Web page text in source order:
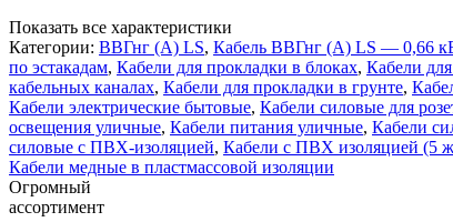
Показать все характеристики
Категории: ВВГнг (А) LS, Кабель ВВГнг (A) LS — 0,66
по эстакадам, Кабели для прокладки в блоках, Кабели
кабельных каналах, Кабели для прокладки в грунте,
Кабели электрические бытовые, Кабели силовые для
освещения уличные, Кабели питания уличные, Кабели
силовые с ПВХ-изоляцией, Кабели с ПВХ изоляцией (5
Кабели медные в пластмассовой изоляции
Огромный
ассортимент